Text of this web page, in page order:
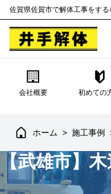
佐賀県佐賀市で解体工事をする
会社概要 初めての
ホーム > 施工事例
【武雄市】